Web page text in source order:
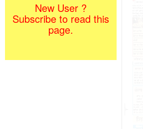
New User ?
Subscribe to read this
page.